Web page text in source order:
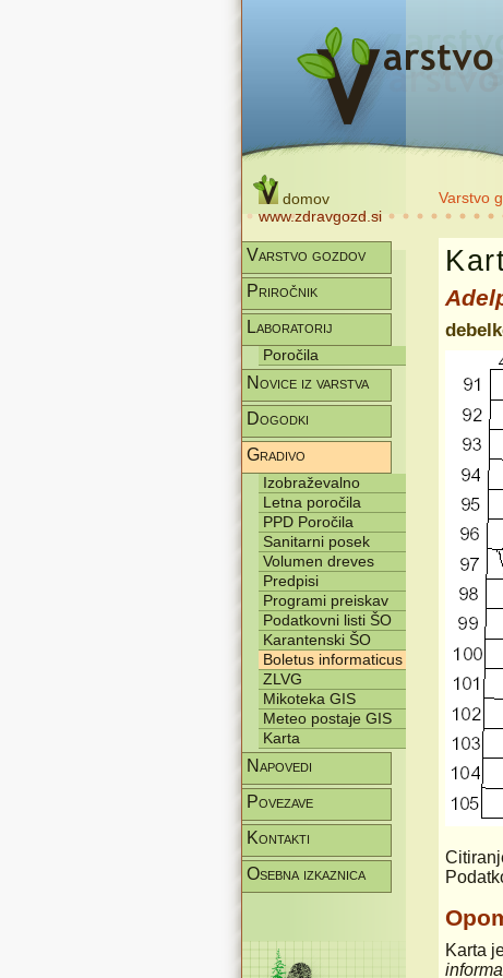
domov
www.zdravgozd.si
Varstvo
Varstvo gozdov
Priročnik
Laboratorij
Poročila
Novice iz varstva
Dogodki
Gradivo
Izobraževalno
Letna poročila
PPD Poročila
Sanitarni posek
Volumen dreves
Predpisi
Programi preiskav
Podatkovni listi ŠO
Karantenski ŠO
Boletus informaticus
ZLVG
Mikoteka GIS
Meteo postaje GIS
Karta
Napovedi
Povezave
Kontakti
Osebna izkaznica
Karta